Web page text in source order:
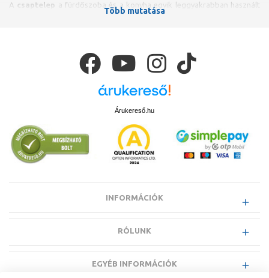
A csaptelep
a fürdőszoba és a konyha egyik leggyakrabban használt
szerelvénye, ezért kiemelten fontos a megfelelő minőség és hosszú
között egyre több rendelkezikforrázásvédelemmel
speciális higiéniai funkciókkal is.
A csaptelepek kiválasztásakor mind a design, mind a
ergonomikus kialakítás mellett elvárható, hogy egy minőségi csaptelep
A fürdőszobai csaptelepeknél megkülönböztethetjük amosdóhoz,
bidéhez, kádhozvagyzuhanyhoz
KMT (kád-mosdó töltő)
megoldásokat. Elhelyezésük szerint lehetnek
Kialakítás szerint elérhetőkegykaros, tekerőgombos,
Grohe, Hansgrohe, Kludi,
Több mutatása
Árukereső.hu
INFORMÁCIÓK
RÓLUNK
EGYÉB INFORMÁCIÓK